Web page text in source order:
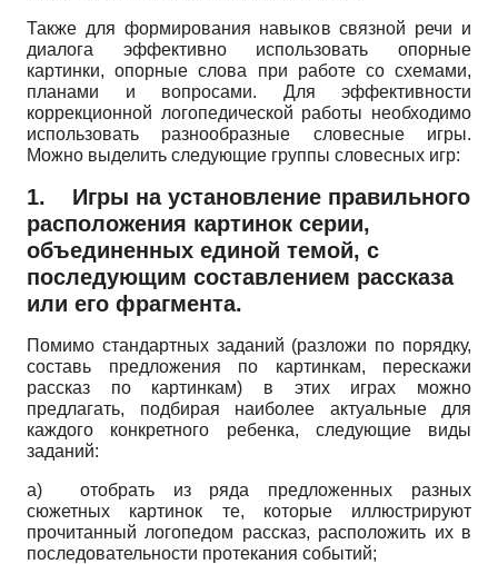
Также для формирования навыков связной речи и
диалога эффективно использовать опорные
картинки, опорные слова при работе со схемами,
планами и вопросами. Для эффективности
коррекционной логопедической работы необходимо
использовать разнообразные словесные игры.
Можно выделить следующие группы словесных игр:
1. Игры на установление правильного
расположения картинок серии,
объединенных единой темой, с
последующим составлением рассказа
или его фрагмента.
Помимо стандартных заданий (разложи по порядку,
составь предложения по картинкам, перескажи
рассказ по картинкам) в этих играх можно
предлагать, подбирая наиболее актуальные для
каждого конкретного ребенка, следующие виды
заданий:
а) отобрать из ряда предложенных разных
сюжетных картинок те, которые иллюстрируют
прочитанный логопедом рассказ, расположить их в
последовательности протекания событий;